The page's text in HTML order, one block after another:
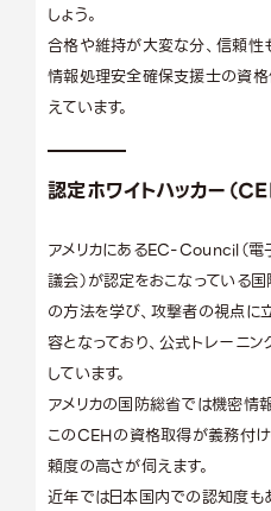
しょう。
合格や維持が大変な分、信頼性
情報処理安全確保支援士の資
えています。
認定ホワイトハッカー（
アメリカにあるEC-Council（
議会）が認定をおこなっている
の方法を学び、攻撃者の視点に
容となっており、公式トレーニ
しています。
アメリカの国防総省では機密情
このCEHの資格取得が義務付
頼度の高さが伺えます。
近年では日本国内での認知度も